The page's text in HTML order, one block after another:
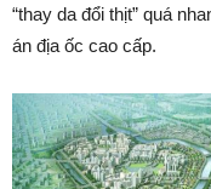
“thay da đổi thịt” quá
án địa ốc cao cấp.